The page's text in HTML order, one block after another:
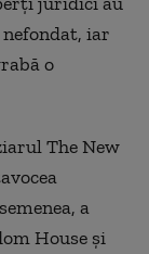
iar
o
The New
a
House şi